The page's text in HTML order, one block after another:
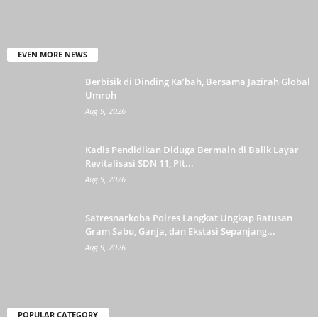
EVEN MORE NEWS
Berbisik di Dinding Ka’bah, Bersama Jazirah Global
Umroh
Aug 9, 2026
Kadis Pendidikan Diduga Bermain di Balik Layar
Revitalisasi SDN 11, Plt...
Aug 9, 2026
Satresnarkoba Polres Langkat Ungkap Ratusan
Gram Sabu, Ganja, dan Ekstasi Sepanjang...
Aug 9, 2026
POPULAR CATEGORY